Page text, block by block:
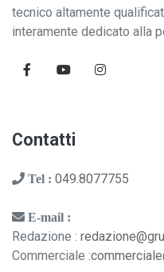
tecnico altamente
interamente dedicato alla
Contatti
Tel : 049.8077755
E-mail :
Redazione :
Commerciale :